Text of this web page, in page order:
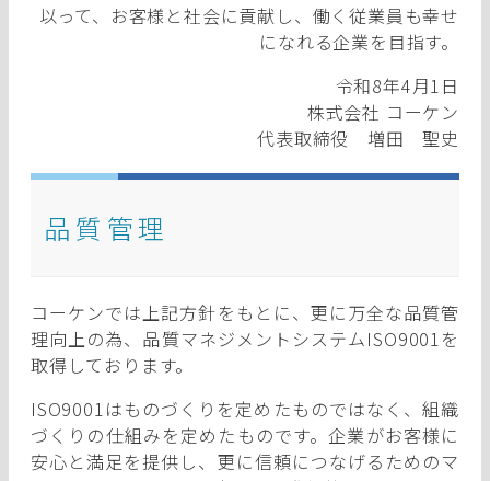
以って、お客様と社会に貢献し、働く従業員も幸せ
になれる企業を目指す。
令和8年4月1日
株式会社 コーケン
代表取締役 増田 聖史
品質管理
コーケンでは上記方針をもとに、更に万全な品質管
理向上の為、品質マネジメントシステムISO9001を
取得しております。
ISO9001はものづくりを定めたものではなく、組織
づくりの仕組みを定めたものです。企業がお客様に
安心と満足を提供し、更に信頼につなげるためのマ